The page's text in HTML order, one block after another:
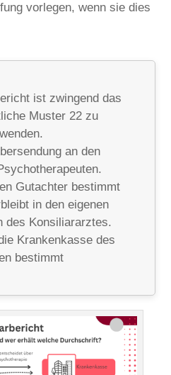
vorlegen, wenn sie dies
ist zwingend das
Muster 22 zu
an den
Gutachter bestimmt
in den eigenen
des Konsiliararztes.
Krankenkasse des
bestimmt